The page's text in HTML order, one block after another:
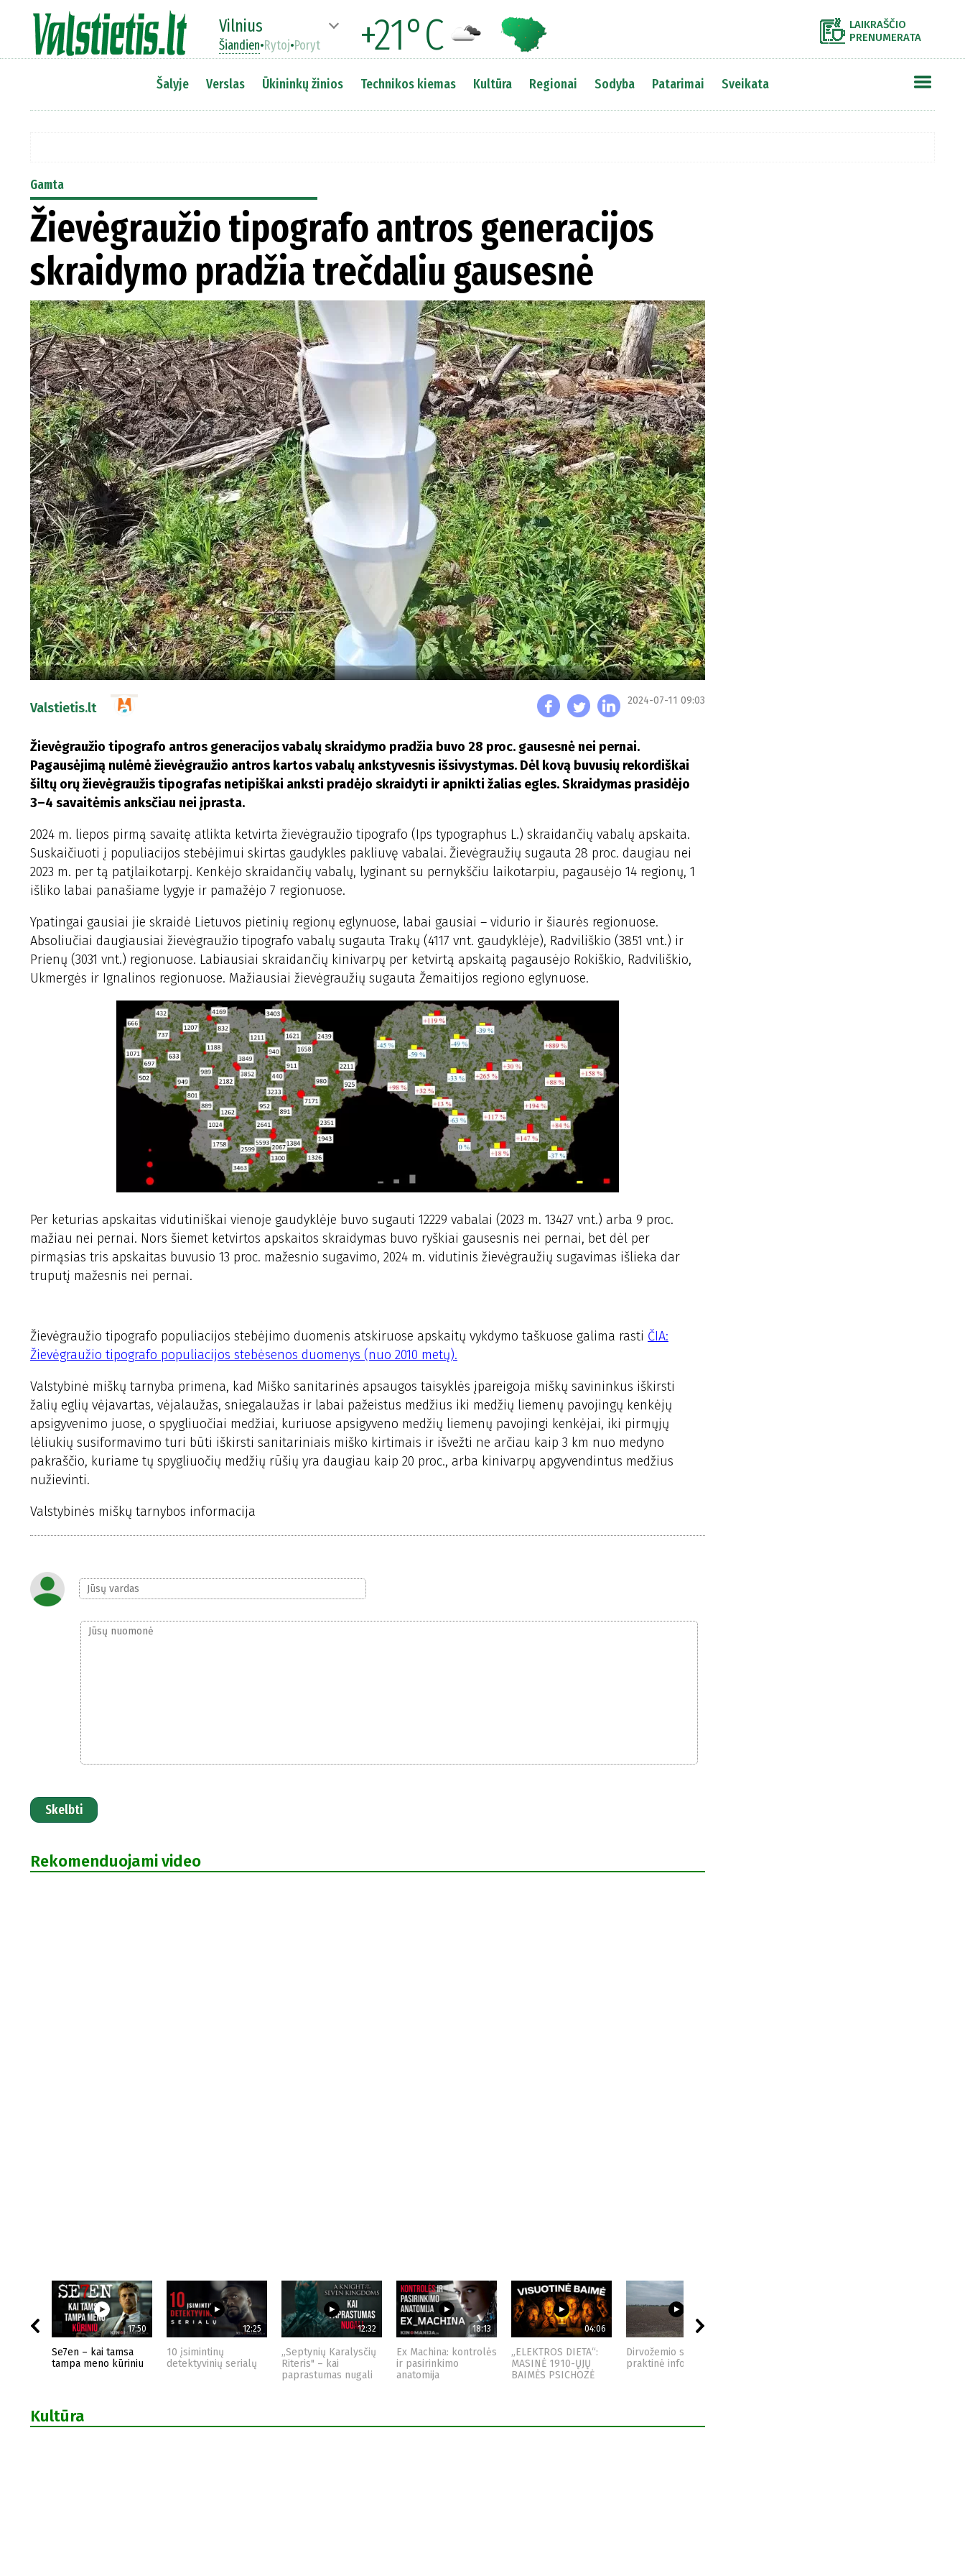
Vilnius +21°C
Šiandien•Rytoj•Poryt
LAIKRAŠČIO
PRENUMERATA
Šalyje Verslas Ūkininkų žinios Technikos kiemas Kultūra Regionai Sodyba Patarimai Sveikata
Gamta
Žievėgraužio tipografo antros generacijos
skraidymo pradžia trečdaliu gausesnė
Valstietis.lt 2024-07-11 09:03
Žievėgraužio tipografo antros generacijos vabalų skraidymo pradžia buvo 28 proc. gausesnė nei pernai.
Pagausėjimą nulėmė žievėgraužio antros kartos vabalų ankstyvesnis išsivystymas. Dėl kovą buvusių rekordiškai
šiltų orų žievėgraužis tipografas netipiškai anksti pradėjo skraidyti ir apnikti žalias egles. Skraidymas prasidėjo
3–4 savaitėmis anksčiau nei įprasta.
2024 m. liepos pirmą savaitę atlikta ketvirta žievėgraužio tipografo (Ips typographus L.) skraidančių vabalų apskaita.
Suskaičiuoti į populiacijos stebėjimui skirtas gaudykles pakliuvę vabalai. Žievėgraužių sugauta 28 proc. daugiau nei
2023 m. per tą patįlaikotarpį. Kenkėjo skraidančių vabalų, lyginant su pernykščiu laikotarpiu, pagausėjo 14 regionų, 1
išliko labai panašiame lygyje ir pamažėjo 7 regionuose.
Ypatingai gausiai jie skraidė Lietuvos pietinių regionų eglynuose, labai gausiai – vidurio ir šiaurės regionuose.
Absoliučiai daugiausiai žievėgraužio tipografo vabalų sugauta Trakų (4117 vnt. gaudyklėje), Radviliškio (3851 vnt.) ir
Prienų (3031 vnt.) regionuose. Labiausiai skraidančių kinivarpų per ketvirtą apskaitą pagausėjo Rokiškio, Radviliškio,
Ukmergės ir Ignalinos regionuose. Mažiausiai žievėgraužių sugauta Žemaitijos regiono eglynuose.
Per keturias apskaitas vidutiniškai vienoje gaudyklėje buvo sugauti 12229 vabalai (2023 m. 13427 vnt.) arba 9 proc.
mažiau nei pernai. Nors šiemet ketvirtos apskaitos skraidymas buvo ryškiai gausesnis nei pernai, bet dėl per
pirmąsias tris apskaitas buvusio 13 proc. mažesnio sugavimo, 2024 m. vidutinis žievėgraužių sugavimas išlieka dar
truputį mažesnis nei pernai.
Žievėgraužio tipografo populiacijos stebėjimo duomenis atskiruose apskaitų vykdymo taškuose galima rasti ČIA:
Žievėgraužio tipografo populiacijos stebėsenos duomenys (nuo 2010 metų).
Valstybinė miškų tarnyba primena, kad Miško sanitarinės apsaugos taisyklės įpareigoja miškų savininkus iškirsti
žalių eglių vėjavartas, vėjalaužas, sniegalaužas ir labai pažeistus medžius iki medžių liemenų pavojingų kenkėjų
apsigyvenimo juose, o spygliuočiai medžiai, kuriuose apsigyveno medžių liemenų pavojingi kenkėjai, iki pirmųjų
lėliukių susiformavimo turi būti iškirsti sanitariniais miško kirtimais ir išvežti ne arčiau kaip 3 km nuo medyno
pakraščio, kuriame tų spygliuočių medžių rūšių yra daugiau kaip 20 proc., arba kinivarpų apgyvendintus medžius
nužievinti.
Valstybinės miškų tarnybos informacija
Skelbti
Rekomenduojami video
17:50
Se7en – kai tamsa
tampa meno kūriniu
12:25
10 įsimintinų
detektyvinių serialų
12:32
„Septynių Karalysčių
Riteris" – kai
paprastumas nugali
18:13
Ex Machina: kontrolės
ir pasirinkimo
anatomija
04:06
„ELEKTROS DIETA“:
MASINĖ 1910-ŲJŲ
BAIMĖS PSICHOZĖ
03:23
Dirvožemio sveikata -
praktinė informacija
Kultūra